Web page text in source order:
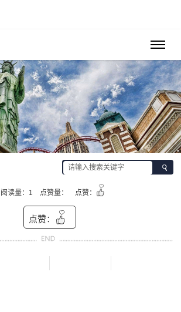
阅读量：1 点赞量： 点赞：
点赞：